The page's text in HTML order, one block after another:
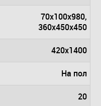
70x100x980,
360x450x450
420x1400
На пол
20